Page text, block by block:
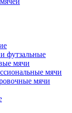
футзальные
мячи
мячи
мячи